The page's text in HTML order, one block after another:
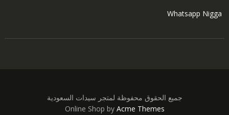
Whatsapp Nigga
جميع الحقوق محفوظة لمتجر سيدات السعودية
Online Shop by Acme Themes